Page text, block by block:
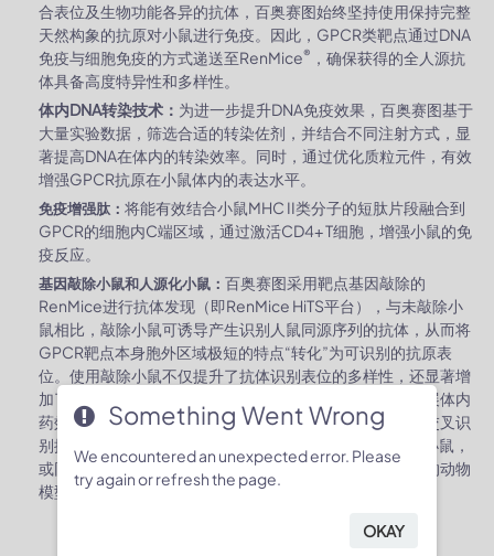
合表位及生物功能各异的抗体，百奥赛图始终坚持使用保持完整
天然构象的抗原对小鼠进行免疫。因此，GPCR类靶点通过DNA
免疫与细胞免疫的方式递送至RenMice® ，确保获得的全人源抗
体具备高度特异性和多样性。
体内DNA转染技术： 为进一步提升DNA免疫效果，百奥赛图基于
大量实验数据，筛选合适的转染佐剂，并结合不同注射方式，显
著提高DNA在体内的转染效率。同时，通过优化质粒元件，有效
增强GPCR抗原在小鼠体内的表达水平。
免疫增强肽： 将能有效结合小鼠MHC II类分子的短肽片段融合到
GPCR的细胞内C端区域，通过激活CD4+ T细胞，增强小鼠的免
疫反应。
基因敲除小鼠和人源化小鼠： 百奥赛图采用靶点基因敲除的
RenMice进行抗体发现（即RenMice HiTS平台），与未敲除小
鼠相比，敲除小鼠可诱导产生识别人鼠同源序列的抗体，从而将
GPCR靶点本身胞外区域极短的特点“转化”为可识别的抗原表
位。使用敲除小鼠不仅提升了抗体识别表位的多样性，还显著增
加了具有人鼠交叉识别能力的抗体数量，便于在小鼠中开展体内
药效验证。针对许多在人和小鼠间同源性较低、难以获得交叉识
别抗体的GPCR靶点，百奥赛图还构建了靶点基因人源化小鼠，
或同时对受体及其配体进行人源化，提供更契合研究需求的动物
模型平台。
Something Went Wrong
We encountered an unexpected error. Please
try again or refresh the page.
OKAY